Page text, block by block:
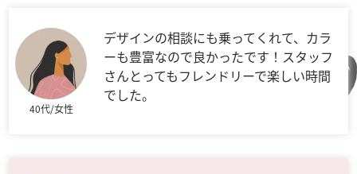
40代/女性
デザインの相談にも乗ってくれて、カラ
ーも豊富なので良かったです！スタッフ
さんとってもフレンドリーで楽しい時間
でした。